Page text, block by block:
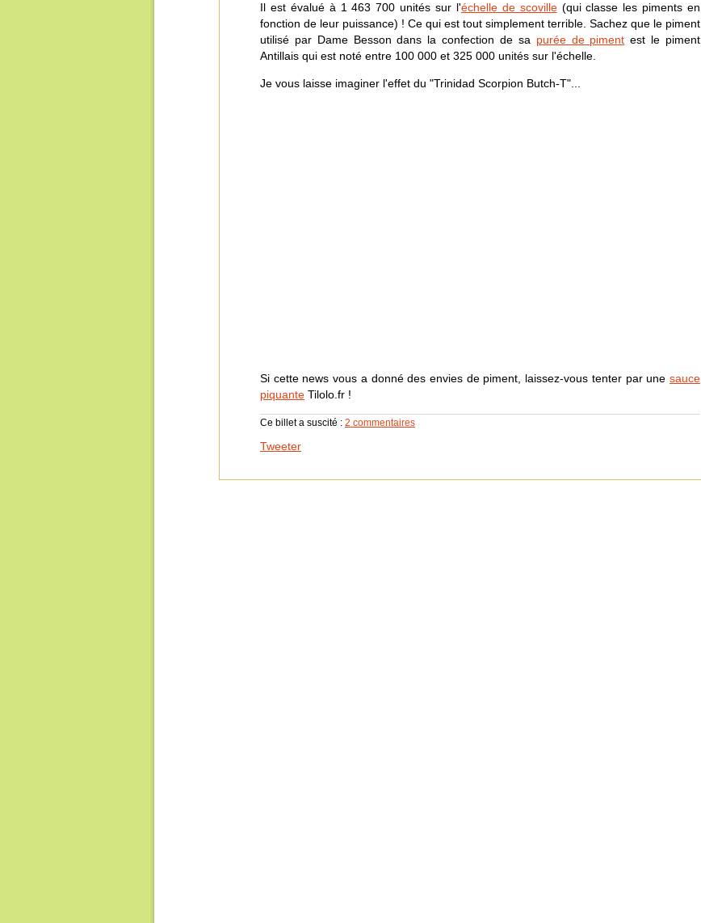
Il est évalué à 1 463 700 unités sur l'échelle de scoville(qui classe les piments en
fonction de leur puissance) ! Ce qui est tout simplement terrible. Sachez que le piment
utilisé par Dame Besson dans la confection de sa purée de piment est le piment
Antillais qui est noté entre 100 000 et 325 000 unités sur l'échelle.
Je vous laisse imaginer l'effet du "Trinidad Scorpion Butch-T"...
Si cette news vous a donné des envies de piment, laissez-vous tenter par une sauce
piquante Tilolo.fr !
Ce billet a suscité : 2 commentaires
Tweeter